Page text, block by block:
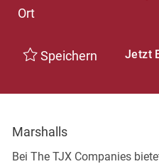
Ort
Speichern Jetzt
Marshalls
Bei The TJX Companies